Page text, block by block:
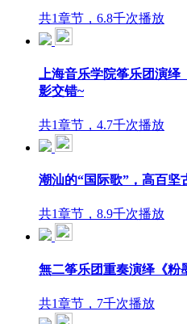
共1章节，6.8千次播放
上海音乐学院筝乐团演
影交错~
共1章节，4.7千次播放
潮汕的“国际歌”，高百坚
共1章节，8.9千次播放
無二筝乐团重奏演绎《粉
共1章节，7千次播放